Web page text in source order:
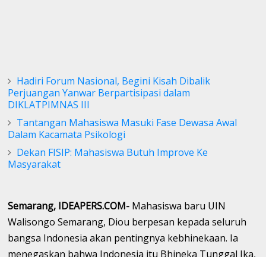
Hadiri Forum Nasional, Begini Kisah Dibalik
Perjuangan Yanwar Berpartisipasi dalam
DIKLATPIMNAS III
Tantangan Mahasiswa Masuki Fase Dewasa Awal
Dalam Kacamata Psikologi
Dekan FISIP: Mahasiswa Butuh Improve Ke
Masyarakat
Semarang, IDEAPERS.COM- Mahasiswa baru UIN
Walisongo Semarang, Diou berpesan kepada seluruh
bangsa Indonesia akan pentingnya kebhinekaan. Ia
menegaskan bahwa Indonesia itu Bhineka Tunggal Ika,